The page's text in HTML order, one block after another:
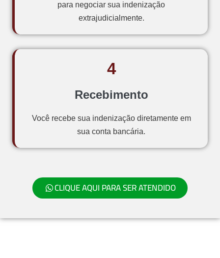
para negociar sua indenização
extrajudicialmente.
4
Recebimento
Você recebe sua indenização diretamente em
sua conta bancária.
CLIQUE AQUI PARA SER ATENDIDO